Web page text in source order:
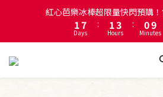
註冊會員即贈送50元購物金！會
1
06
5
4
1
Days
02
1
0
Hours
8
7
6
3
Minutes
註冊會員即贈送50元購物金！會